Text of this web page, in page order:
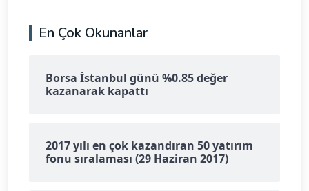
En Çok Okunanlar
Borsa İstanbul günü %0.85 değer
kazanarak kapattı
2017 yılı en çok kazandıran 50 yatırım
fonu sıralaması (29 Haziran 2017)